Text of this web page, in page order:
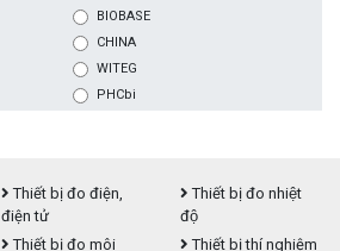
BIOBASE
CHINA
WITEG
PHCbi
Thiết bị đo điện,
điện tử
Thiết bị đo nhiệt
độ
Thiết bị đo môi
Thiết bị thí nghiệm